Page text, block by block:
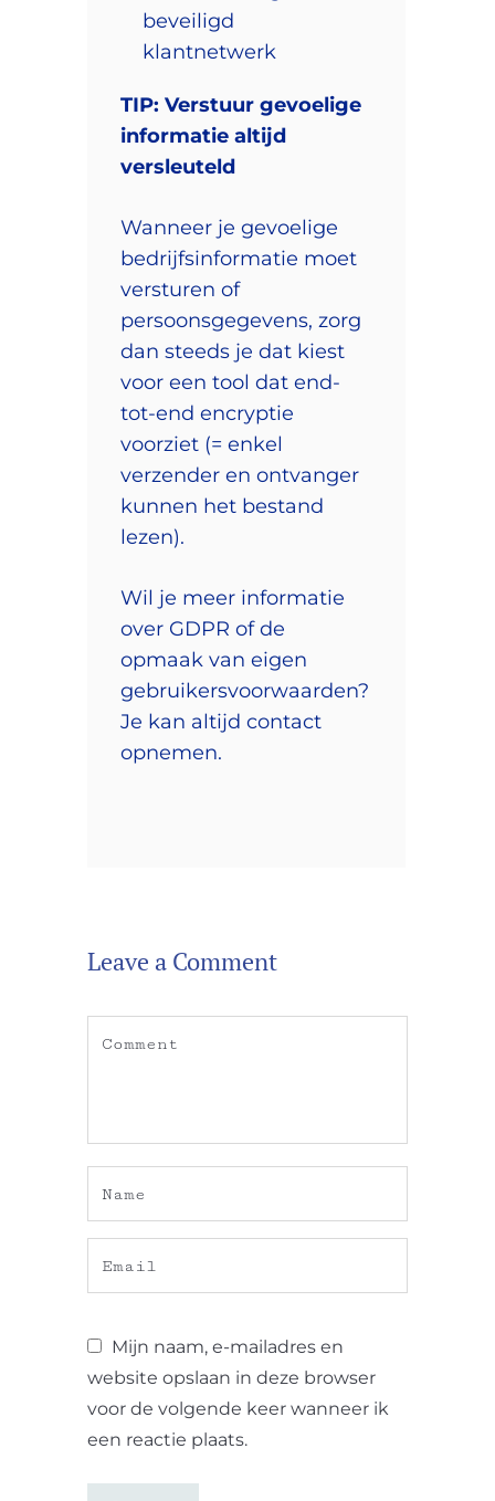
beveiligd
klantnetwerk
TIP: Verstuur gevoelige
informatie altijd
versleuteld
Wanneer je gevoelige
bedrijfsinformatie moet
versturen of
persoonsgegevens, zorg
dan steeds je dat kiest
voor een tool dat end-
tot-end encryptie
voorziet (= enkel
verzender en ontvanger
kunnen het bestand
lezen).
Wil je meer informatie
over GDPR of de
opmaak van eigen
gebruikersvoorwaarden?
Je kan altijd contact
opnemen.
Leave a Comment
Mijn naam, e-mailadres en
website opslaan in deze browser
voor de volgende keer wanneer ik
een reactie plaats.